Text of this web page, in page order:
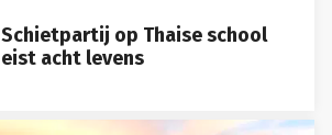
Schietpartij op Thaise school
eist acht levens